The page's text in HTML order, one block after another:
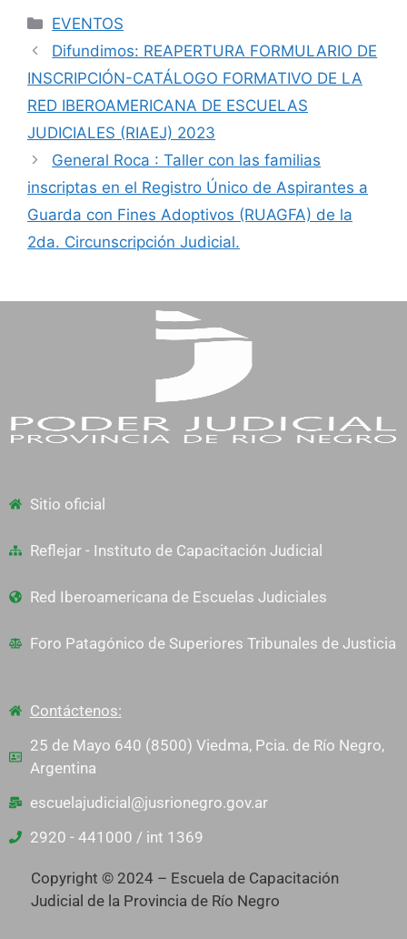
EVENTOS
Difundimos: REAPERTURA FORMULARIO DE
INSCRIPCIÓN-CATÁLOGO FORMATIVO DE LA
RED IBEROAMERICANA DE ESCUELAS
JUDICIALES (RIAEJ) 2023
General Roca : Taller con las familias
inscriptas en el Registro Único de Aspirantes a
Guarda con Fines Adoptivos (RUAGFA) de la
2da. Circunscripción Judicial.
Sitio oficial
Reflejar - Instituto de Capacitación Judicial
Red Iberoamericana de Escuelas Judiciales
Foro Patagónico de Superiores Tribunales de Justicia
Contáctenos:
25 de Mayo 640 (8500) Viedma, Pcia. de Río Negro,
Argentina
escuelajudicial@jusrionegro.gov.ar
2920 - 441000 / int 1369
Copyright © 2024 – Escuela de Capacitación
Judicial de la Provincia de Río Negro